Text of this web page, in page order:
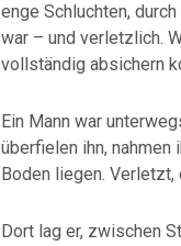
enge Schluchten,
war – und verletzlich.
vollständig absichern
Ein Mann war
überfielen ihn, nahmen
Boden liegen.
Dort lag er, zwischen